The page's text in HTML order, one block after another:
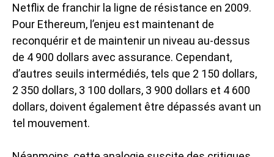
Netflix de franchir la ligne de résistance en 2009.
Pour Ethereum, l’enjeu est maintenant de
reconquérir et de maintenir un niveau au-dessus
de 4 900 dollars avec assurance. Cependant,
d’autres seuils intermédiés, tels que 2 150 dollars,
2 350 dollars, 3 100 dollars, 3 900 dollars et 4 600
dollars, doivent également être dépassés avant un
tel mouvement.